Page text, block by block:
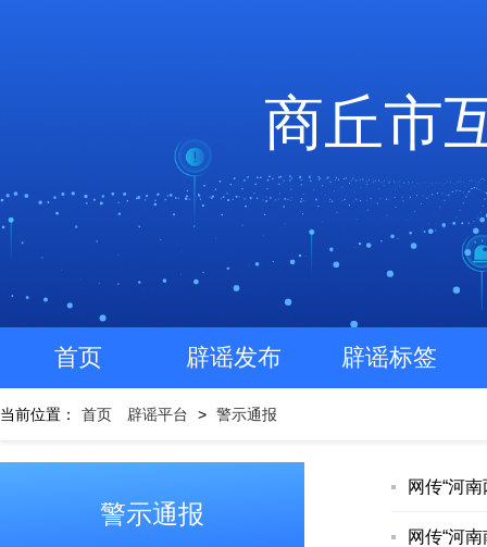
商丘市
首页 辟谣发布 辟谣标签
当前位置： 首页 辟谣平台 > 警示通报
警示通报
网传“河
网传“河